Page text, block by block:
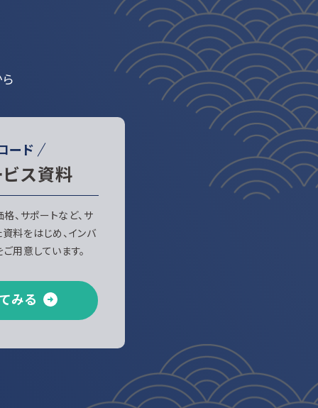
ード
ビス資料
、サポートなど、サ
料をはじめ、インバ
用意しています。
みる